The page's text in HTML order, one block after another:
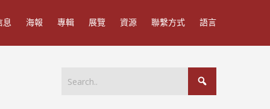
息 海報 專輯 展覽 資源 聯繫方式 語言